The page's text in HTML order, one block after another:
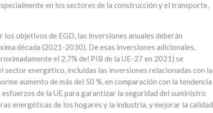
en los sectores de la construcción y el transporte,
los objetivos de EGD, las inversiones anuales deberán
década (2021-2030). De esas inversiones adicionales,
el 2,7% del PIB de la UE-27 en 2021) se
sector energético, incluidas las inversiones relacionadas con la
aumento de más del 50 %, en comparación con la tendencia
de la UE para garantizar la seguridad del suministro
energéticas de los hogares y la industria, y mejorar la calidad